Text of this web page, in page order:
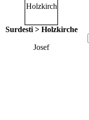
Surdesti > Holzkirche
Josef